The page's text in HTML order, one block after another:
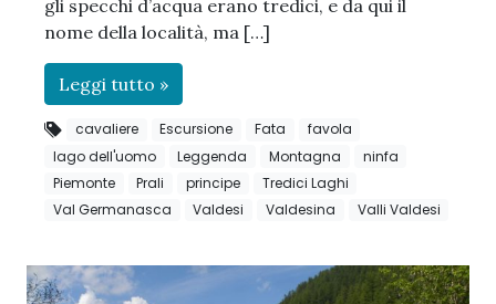
gli specchi d’acqua erano tredici, e da qui il
nome della località, ma […]
Leggi tutto »
cavaliere Escursione Fata
favola
lago dell'uomo
Leggenda Montagna
ninfa
Piemonte
Prali principe
Tredici Laghi
Val Germanasca
Valdesi Valdesina Valli Valdesi